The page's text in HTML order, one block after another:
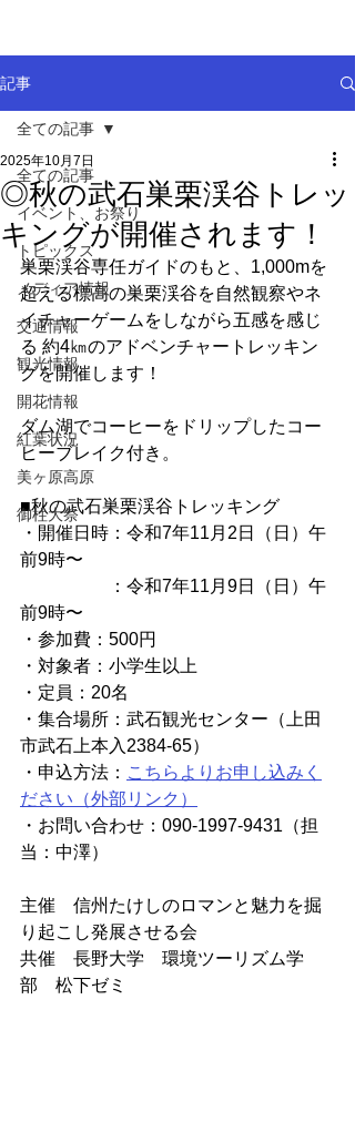
記事
全ての記事
イベント、お祭り
トピックス
メディア情報
交通情報
観光情報
開花情報
紅葉状況
美ヶ原高原
御柱大祭
全ての記事
◎秋の武石巣栗渓谷トレッ
キングが開催されます！
2025年10月7日
巣栗渓谷専任ガイドのもと、1,000mを
超える標高の巣栗渓谷を自然観察やネ
イチャーゲームをしながら五感を感じ
る 約4㎞のアドベンチャートレッキン
グを開催します！
ダム湖でコーヒーをドリップしたコー
ヒーブレイク付き。
■秋の武石巣栗渓谷トレッキング
・開催日時：令和7年11月2日（日）午
前9時〜
：令和7年11月9日（日）午
前9時〜
・参加費：500円
・対象者：小学生以上
・定員：20名
・集合場所：武石観光センター（上田
市武石上本入2384-65）
・申込方法： こちらよりお申し込みく
ださい（外部リンク）
・お問い合わせ：090-1997-9431（担
当：中澤）
主催　信州たけしのロマンと魅力を掘
り起こし発展させる会
共催　長野大学　環境ツーリズム学
部　松下ゼミ